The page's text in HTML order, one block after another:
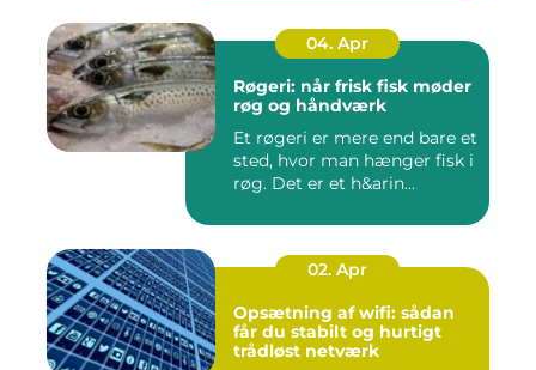
04. Apr
Røgeri: når frisk fisk møder
røg og håndværk
Et røgeri er mere end bare et
sted, hvor man hænger fisk i
røg. Det er et h&arin...
02. Apr
Opsætning af wifi: sådan
får du stabilt og hurtigt
trådløst netværk